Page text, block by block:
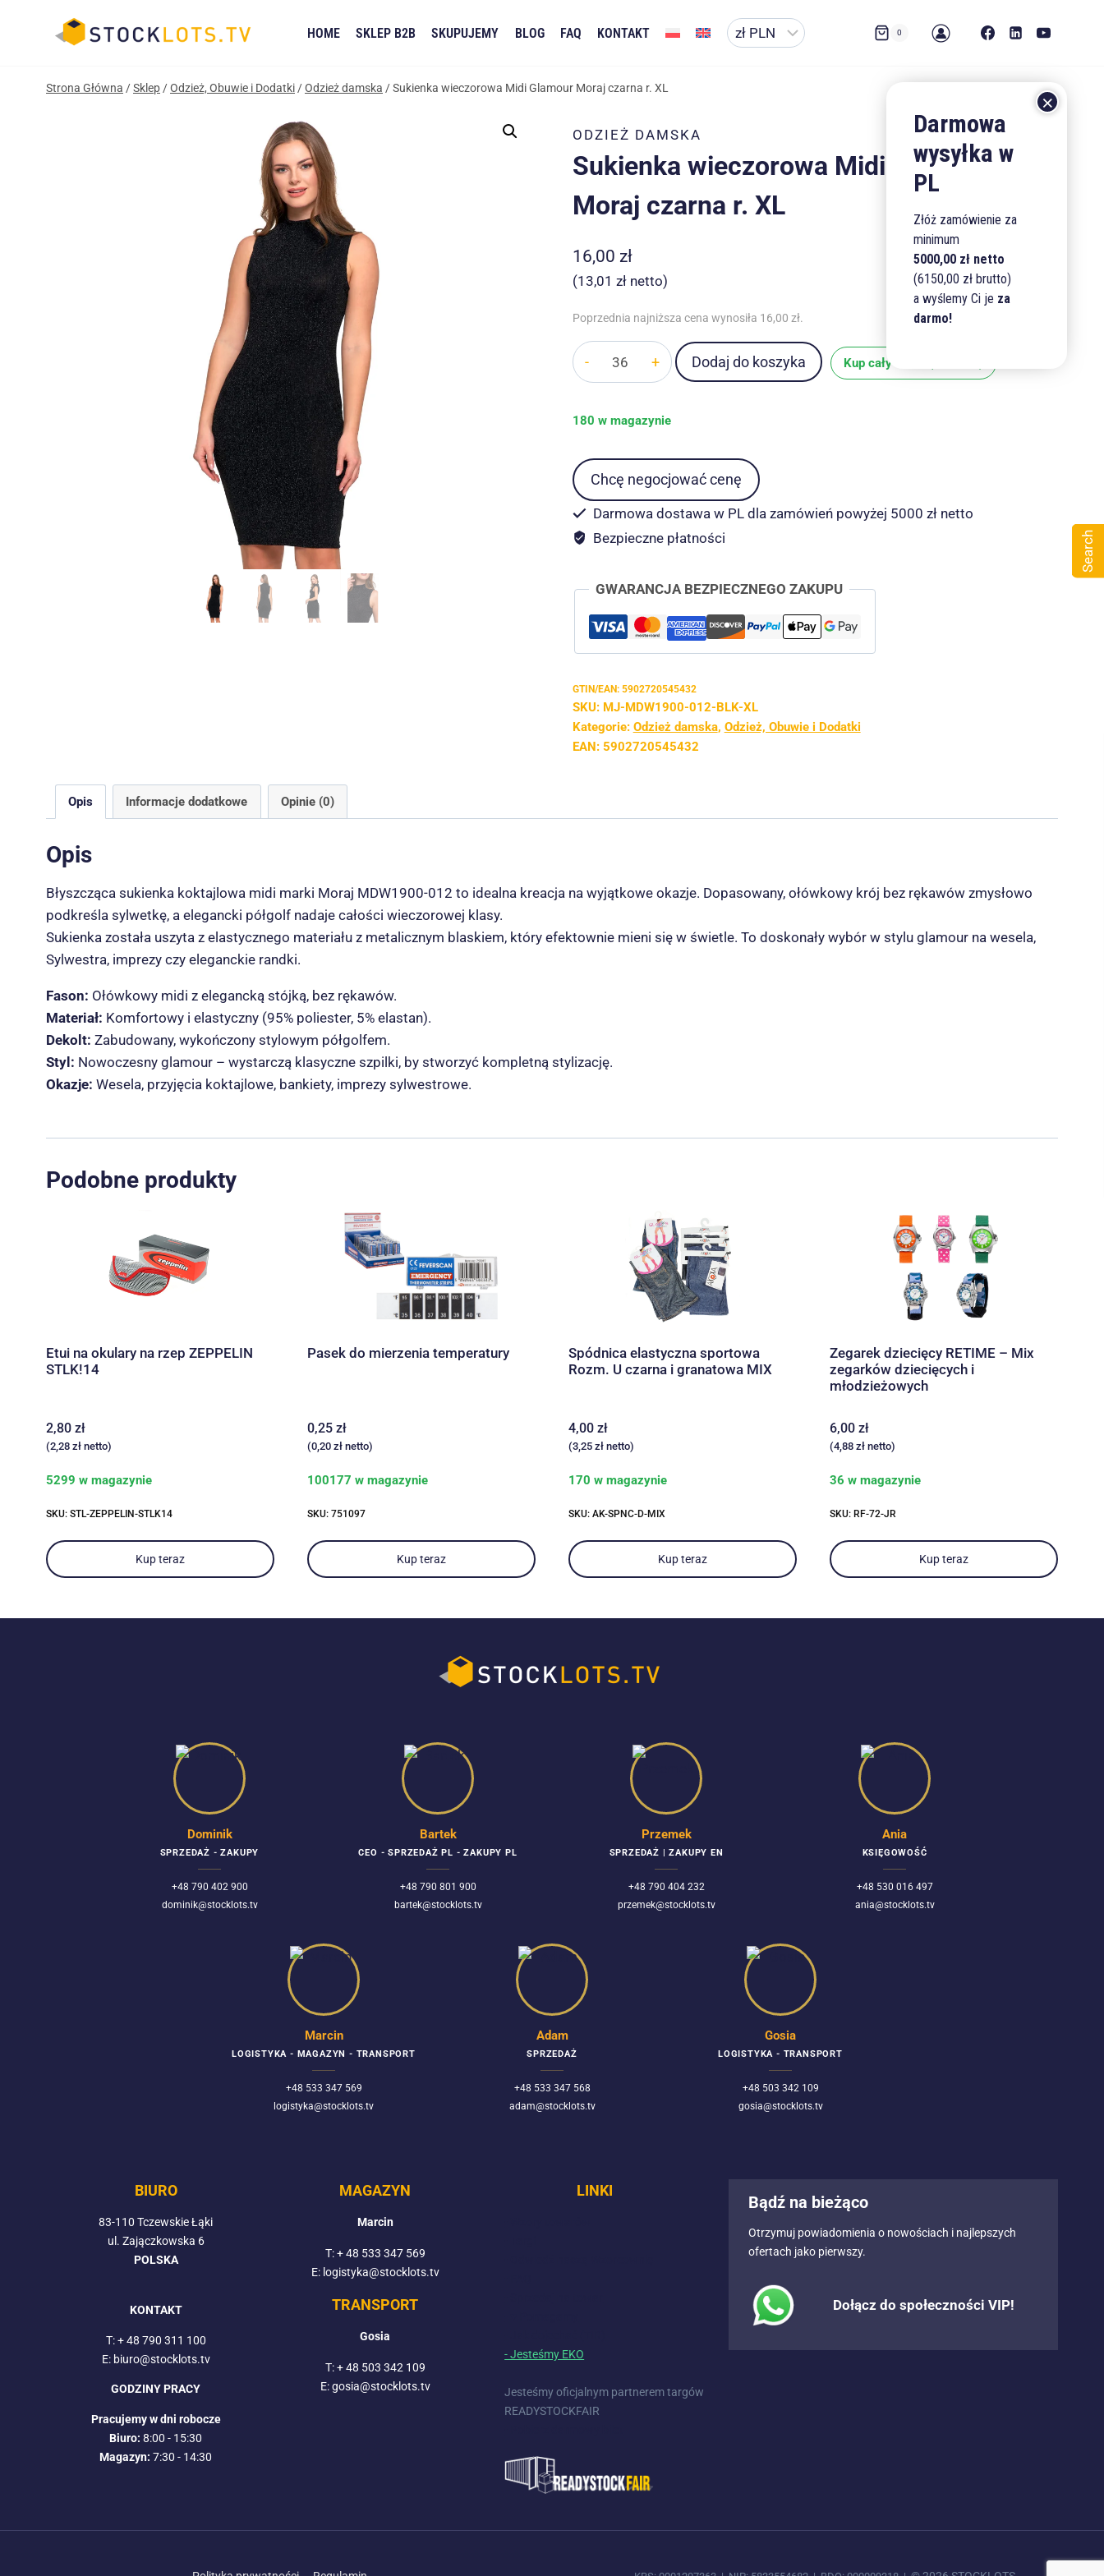
HOME SKLEP B2B SKUPUJEMY BLOG FAQ KONTAKT 0
Strona Główna /Sklep/Odzież, Obuwie i Dodatki/Odzież damska /Sukienka wieczorowa Midi Glamour Moraj czarna r. XL
ODZIEŻ DAMSKA
Sukienka wieczorowa Midi Glamour
Moraj czarna r. XL
16,00 zł
(13,01 złnetto)
Poprzednia najniższa cena wynosiła 16,00 zł.
Midi
Moraj
czarna
r.
Dodaj do koszyka Kup cały stock (180 szt.)
180 w magazynie
Chcę negocjować cenę
Darmowa dostawa w PL dla zamówień powyżej 5000 zł netto
Bezpieczne płatności
GWARANCJA BEZPIECZNEGO ZAKUPU
GTIN/EAN: 5902720545432
SKU: MJ-MDW1900-012-BLK-XL
Kategorie: Odzież damska, Odzież, Obuwie i Dodatki
EAN: 5902720545432
Opis Informacje dodatkowe Opinie (0)
Opis
Błyszcząca sukienka koktajlowa midi marki Moraj MDW1900-012 to idealna kreacja na wyjątkowe okazje. Dopasowany, ołówkowy krój bez rękawów zmysłowo
podkreśla sylwetkę, a elegancki półgolf nadaje całości wieczorowej klasy.
Sukienka została uszyta z elastycznego materiału z metalicznym blaskiem, który efektownie mieni się w świetle. To doskonały wybór w stylu glamour na wesela,
Sylwestra, imprezy czy eleganckie randki.
Fason: Ołówkowy midi z elegancką stójką, bez rękawów.
Materiał: Komfortowy i elastyczny (95% poliester, 5% elastan).
Dekolt: Zabudowany, wykończony stylowym półgolfem.
Styl: Nowoczesny glamour – wystarczą klasyczne szpilki, by stworzyć kompletną stylizację.
Okazje: Wesela, przyjęcia koktajlowe, bankiety, imprezy sylwestrowe.
Podobne produkty
Etui na okulary na rzep ZEPPELIN
STLK!14
2,80 zł
(2,28 zł netto)
5299 w magazynie
SKU: STL-ZEPPELIN-STLK14
Kup teraz
Pasek do mierzenia temperatury
0,25 zł
(0,20 zł netto)
100177 w magazynie
SKU: 751097
Kup teraz
Spódnica elastyczna sportowa
Rozm. U czarna i granatowa MIX
4,00 zł
(3,25 zł netto)
170 w magazynie
SKU: AK-SPNC-D-MIX
Kup teraz
Zegarek dziecięcy RETIME – Mix
zegarków dziecięcych i
młodzieżowych
6,00 zł
(4,88 zł netto)
36 w magazynie
SKU: RF-72-JR
Kup teraz
Dominik
SPRZEDAŻ - ZAKUPY
+48 790 402 900
dominik@stocklots.tv
Bartek
CEO - SPRZEDAŻ PL - ZAKUPY PL
+48 790 801 900
bartek@stocklots.tv
Przemek
SPRZEDAŻ | ZAKUPY EN
+48 790 404 232
przemek@stocklots.tv
Ania
KSIĘGOWOŚĆ
+48 530 016 497
ania@stocklots.tv
Marcin
LOGISTYKA - MAGAZYN - TRANSPORT
+48 533 347 569
logistyka@stocklots.tv
Adam
SPRZEDAŻ
+48 533 347 568
adam@stocklots.tv
Gosia
LOGISTYKA - TRANSPORT
+48 503 342 109
gosia@stocklots.tv
BIURO
83-110 Tczewskie Łąki
ul. Zajączkowska 6
POLSKA
KONTAKT
T:+ 48 790 311 100
E: biuro@stocklots.tv
GODZINY PRACY
Pracujemy w dni robocze
Biuro: 8:00 - 15:30
Magazyn: 7:30 - 14:30
MAGAZYN
Marcin
T:+ 48 533 347 569
E: logistyka@stocklots.tv
TRANSPORT
Gosia
T:+ 48 503 342 109
E: gosia@stocklots.tv
LINKI
- Jesteśmy EKO
Jesteśmy oficjalnym partnerem targów
READYSTOCKFAIR
Bądź na bieżąco
Otrzymuj powiadomienia o nowościach i najlepszych
ofertach jako pierwszy.
Dołącz do społeczności VIP!
Złóż zamówienie za
minimum
5000,00 zł netto
(6150,00 zł brutto)
a wyślemy Ci je za
darmo!
Search